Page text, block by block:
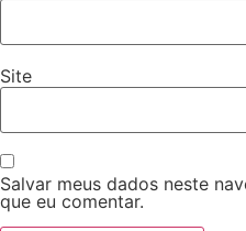
Site
Salvar meus dados neste
que eu comentar.